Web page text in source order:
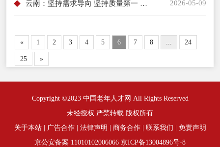
云南：坚持需求导向 坚持质量第一 扎实实施“银龄人才万人计划” 2026-05-09
« 1 2 3 4 5 6 7 8 ... 24
25 »
Copyright ©2023 中国老年人才网 All Rights Reserved
未经授权 严禁转载 版权所有
关于本站| 广告合作| 法律声明 商务合作| 联系我们
免责声明
京公安备案 11010102006066 京ICP备13004896号-8